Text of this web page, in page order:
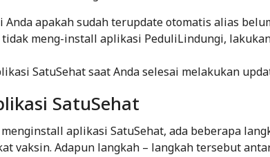
apakah sudah terupdate otomatis alias
meng-install aplikasi PeduliLindungi,
SatuSehat saat Anda selesai melakukan
SatuSehat
aplikasi SatuSehat, ada beberapa
vaksin. Adapun langkah – langkah tersebut